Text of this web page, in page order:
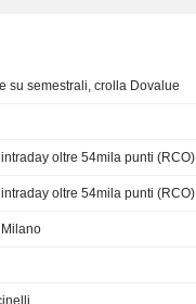
su semestrali, crolla Dovalue
oltre 54mila punti (RCO)
oltre 54mila punti (RCO)